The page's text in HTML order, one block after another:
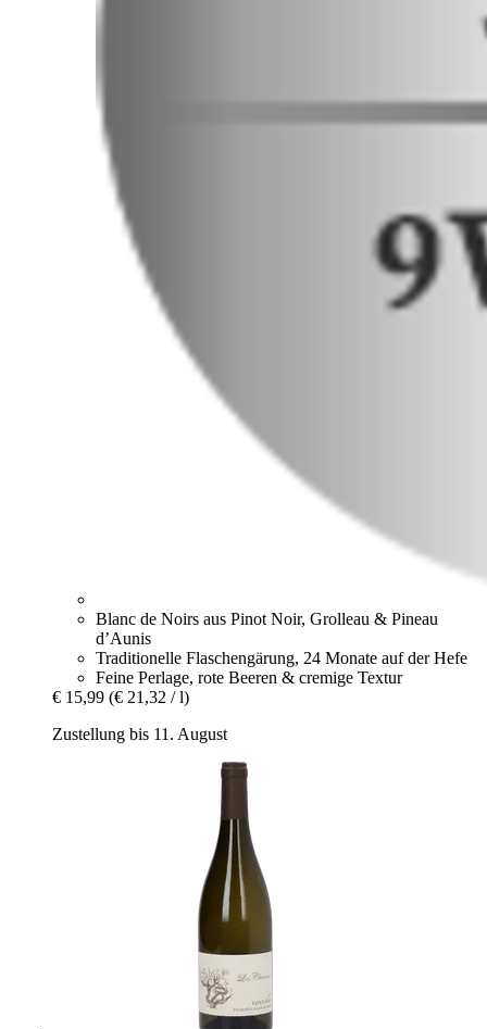
Blanc de Noirs aus Pinot Noir, Grolleau & Pineau
d’Aunis
Traditionelle Flaschengärung, 24 Monate auf der Hefe
Feine Perlage, rote Beeren & cremige Textur
€ 15,99 (€ 21,32 / l)
Zustellung bis 11. August